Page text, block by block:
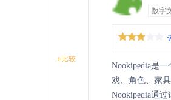
+比较
数字
Nookipedia是
戏、角色、家
Nookipedia通